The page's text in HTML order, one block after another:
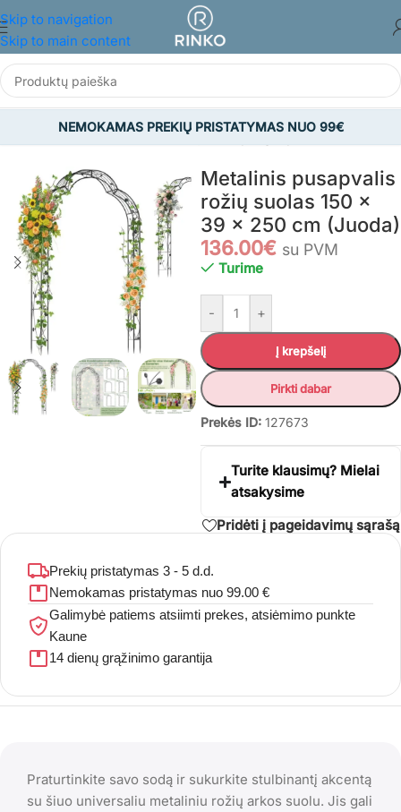
Skip to navigation
Skip to main content
NEMOKAMAS PREKIŲ PRISTATYMAS NUO 99€
SODAS/Viskas sodui/Vijoklinių augalų atramos
Metalinis pusapvalis
rožių suolas 150 x
39 x 250 cm (Juoda)
136.00€ su PVM
Turime
- +
Į krepšelį
Pirkti dabar
Prekės ID: 127673
Turite klausimų? Mielai
atsakysime
Pridėti į pageidavimų sąrašą
Prekių pristatymas 3 - 5 d.d.
Nemokamas pristatymas nuo 99.00 €
Galimybė patiems atsiimti prekes, atsiėmimo punkte
Kaune
14 dienų grąžinimo garantija
Praturtinkite savo sodą ir sukurkite stulbinantį akcentą
su šiuo universaliu metaliniu rožių arkos suolu. Jis gali